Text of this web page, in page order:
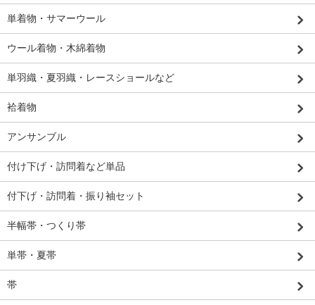
単着物・サマーウール
ウール着物・木綿着物
単羽織・夏羽織・レースショールなど
袷着物
アンサンブル
付け下げ・訪問着など単品
付下げ・訪問着・振り袖セット
半幅帯・つくり帯
単帯・夏帯
帯